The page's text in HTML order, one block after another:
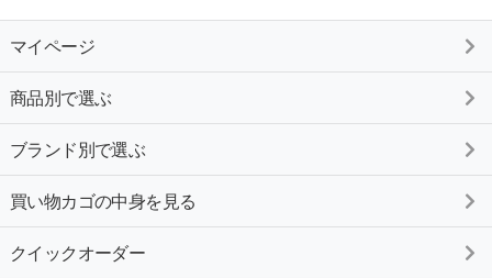
マイページ
商品別で選ぶ
ブランド別で選ぶ
買い物カゴの中身を見る
クイックオーダー